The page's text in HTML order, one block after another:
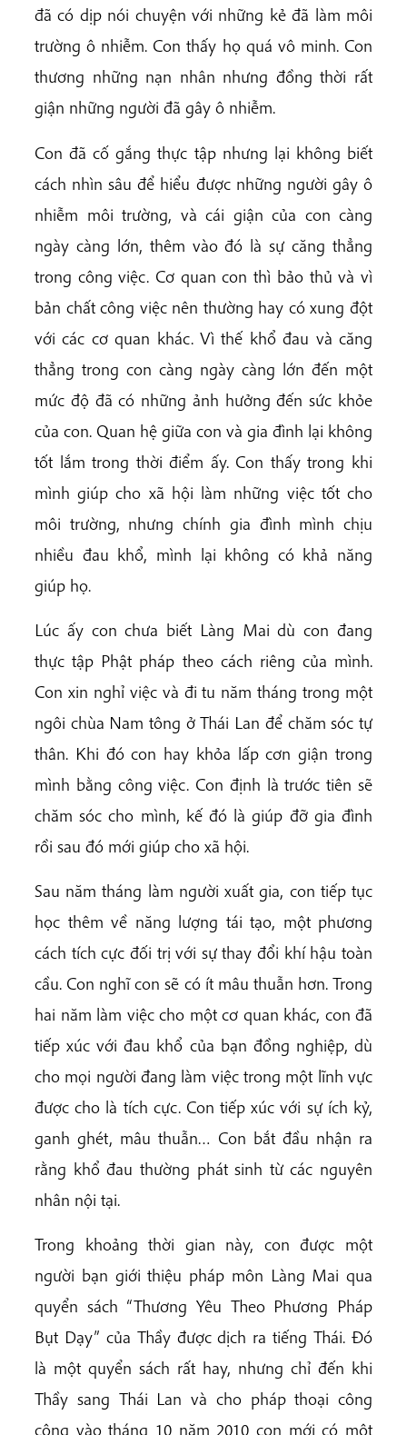
đã có dịp nói chuyện với những kẻ đã làm môi
trường ô nhiễm. Con thấy họ quá vô minh. Con
thương những nạn nhân nhưng đồng thời rất
giận những người đã gây ô nhiễm.
Con đã cố gắng thực tập nhưng lại không biết
cách nhìn sâu để hiểu được những người gây ô
nhiễm môi trường, và cái giận của con càng
ngày càng lớn, thêm vào đó là sự căng thẳng
trong công việc. Cơ quan con thì bảo thủ và vì
bản chất công việc nên thường hay có xung đột
với các cơ quan khác. Vì thế khổ đau và căng
thẳng trong con càng ngày càng lớn đến một
mức độ đã có những ảnh hưởng đến sức khỏe
của con. Quan hệ giữa con và gia đình lại không
tốt lắm trong thời điểm ấy. Con thấy trong khi
mình giúp cho xã hội làm những việc tốt cho
môi trường, nhưng chính gia đình mình chịu
nhiều đau khổ, mình lại không có khả năng
giúp họ.
Lúc ấy con chưa biết Làng Mai dù con đang
thực tập Phật pháp theo cách riêng của mình.
Con xin nghỉ việc và đi tu năm tháng trong một
ngôi chùa Nam tông ở Thái Lan để chăm sóc tự
thân. Khi đó con hay khỏa lấp cơn giận trong
mình bằng công việc. Con định là trước tiên sẽ
chăm sóc cho mình, kế đó là giúp đỡ gia đình
rồi sau đó mới giúp cho xã hội.
Sau năm tháng làm người xuất gia, con tiếp tục
học thêm về năng lượng tái tạo, một phương
cách tích cực đối trị với sự thay đổi khí hậu toàn
cầu. Con nghĩ con sẽ có ít mâu thuẫn hơn. Trong
hai năm làm việc cho một cơ quan khác, con đã
tiếp xúc với đau khổ của bạn đồng nghiệp, dù
cho mọi người đang làm việc trong một lĩnh vực
được cho là tích cực. Con tiếp xúc với sự ích kỷ,
ganh ghét, mâu thuẫn… Con bắt đầu nhận ra
rằng khổ đau thường phát sinh từ các nguyên
nhân nội tại.
Trong khoảng thời gian này, con được một
người bạn giới thiệu pháp môn Làng Mai qua
quyển sách “Thương Yêu Theo Phương Pháp
Bụt Dạy” của Thầy được dịch ra tiếng Thái. Đó
là một quyển sách rất hay, nhưng chỉ đến khi
Thầy sang Thái Lan và cho pháp thoại công
cộng vào tháng 10 năm 2010 con mới có một